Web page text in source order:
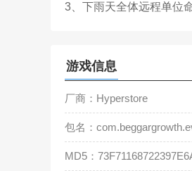
3、下雨天全体远程单位
游戏信息
厂商：Hyperstore
包名：
MD5：